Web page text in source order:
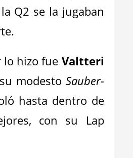
Q2 se la jugaban
lo hizo fue Valtteri
modesto Sauber-
hasta dentro de
con su Lap